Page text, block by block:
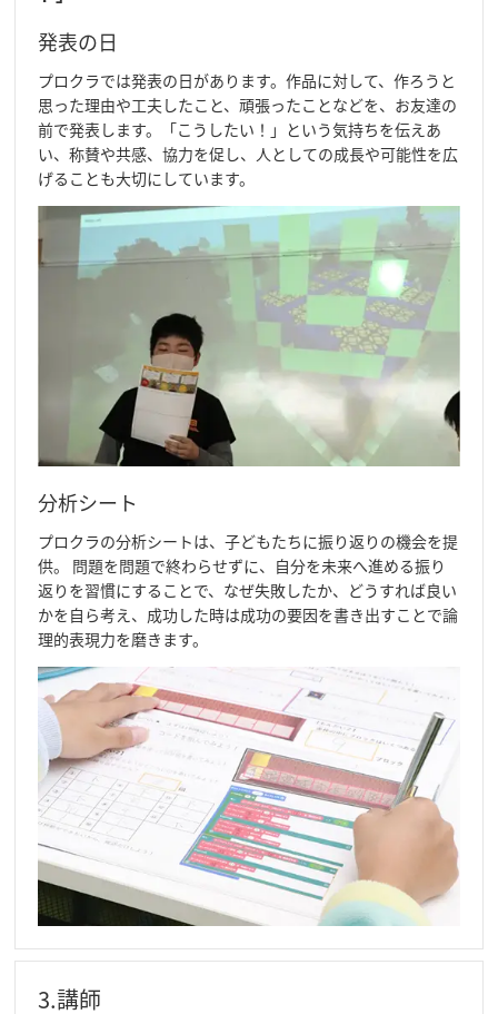
発表の日
プロクラでは発表の日があります。作品に対して、作ろうと
思った理由や工夫したこと、頑張ったことなどを、お友達の
前で発表します。「こうしたい！」という気持ちを伝えあ
い、称賛や共感、協力を促し、人としての成長や可能性を広
げることも大切にしています。
分析シート
プロクラの分析シートは、子どもたちに振り返りの機会を提
供。 問題を問題で終わらせずに、自分を未来へ進める振り
返りを習慣にすることで、なぜ失敗したか、どうすれば良い
かを自ら考え、成功した時は成功の要因を書き出すことで論
理的表現力を磨きます。
3.講師